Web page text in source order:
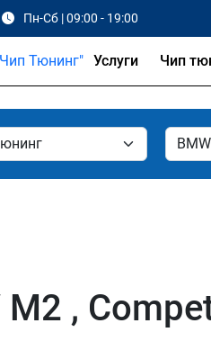
Пн-Сб | 09:00 - 19:00
Услуги Чип
,